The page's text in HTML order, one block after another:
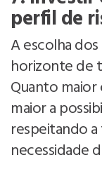
perfil de
A escolha
horizonte de
Quanto
maior a
respeitando a
necessidade